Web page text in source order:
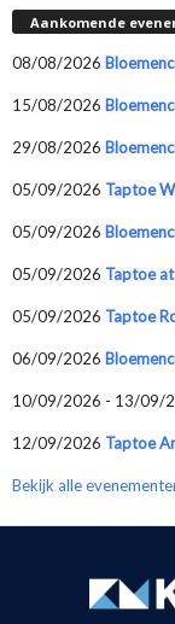
Aankomende
08/08/2026
15/08/2026
29/08/2026
05/09/2026 Taptoe
05/09/2026
05/09/2026 Taptoe
05/09/2026 Taptoe
06/09/2026
10/09/2026 - 13/09/
12/09/2026 Taptoe
Bekijk alle